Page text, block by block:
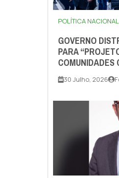
POLÍTICA NACIONAL
GOVERNO
PARA
COMUNIDADES
30 Julho, 2026